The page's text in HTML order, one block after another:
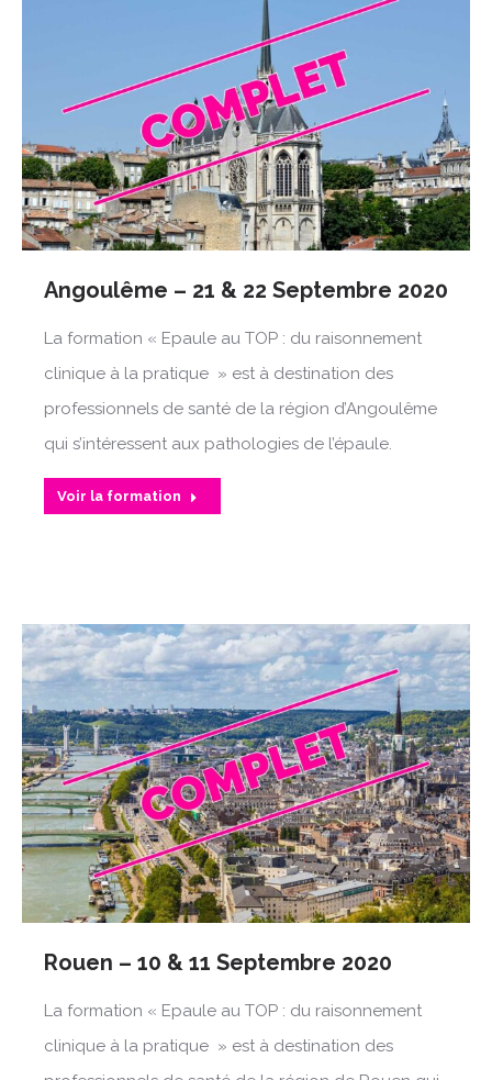
Angoulême – 21 & 22 Septembre 2020
La formation « Epaule au TOP : du raisonnement
clinique à la pratique » est à destination des
professionnels de santé de la région d’Angoulême
qui s’intéressent aux pathologies de l’épaule.
Voir la formation
Rouen – 10 & 11 Septembre 2020
La formation « Epaule au TOP : du raisonnement
clinique à la pratique » est à destination des